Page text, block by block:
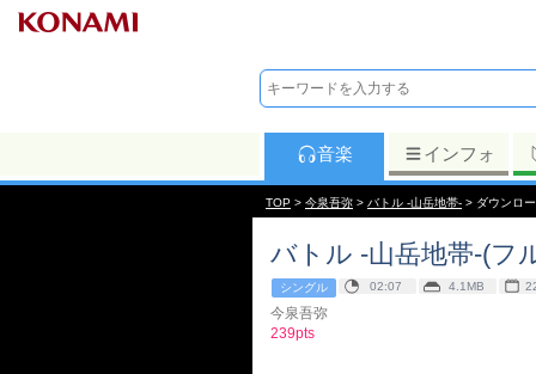
音楽 インフォ
TOP > 今泉吾弥 > バトル -山岳地帯- > ダウンロ
バトル -山岳地帯-(フ
シングル 02:07 4.1MB
今泉吾弥
239pts